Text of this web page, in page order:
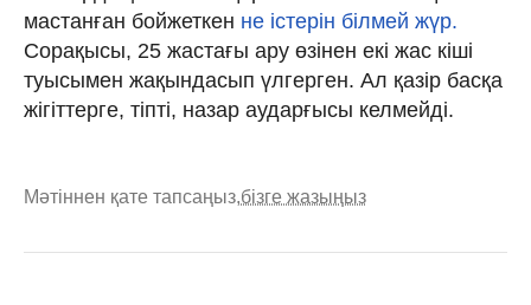
мастанған бойжеткен не істерін білмей жүр.
Сорақысы, 25 жастағы ару өзінен екі жас кіші
туысымен жақындасып үлгерген. Ал қазір басқа
жігіттерге, тіпті, назар аударғысы келмейді.
Мәтіннен қате тапсаңыз,бізге жазыңыз